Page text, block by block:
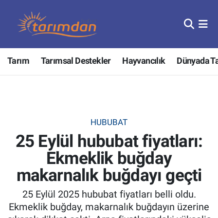
Tarım Tarımsal Destekler Hayvancılık Dünyada
HUBUBAT
25 Eylül hububat fiyatları:
Ekmeklik buğday
makarnalık buğdayı geçti
25 Eylül 2025 hububat fiyatları belli oldu.
Ekmeklik buğday, makarnalık buğdayın üzerine
Tarım
Hayvancılık
Tarımsal Destekler
Tarım Bakanlığı
Tarım Kredi Kooperatifleri
Nöbetçi Eczaneler
Hava Durumu
Tüm Manşetler
Son Dakika Haberleri